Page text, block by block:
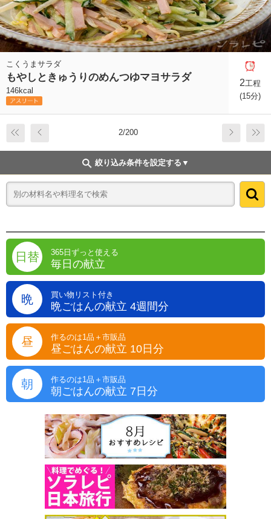
こくうまサラダ
もやしときゅうりのめんつゆマヨサラダ
146kcal
2工程
(15分)
2/200
絞り込み条件を設定する
日替 365日ずっと使える
毎日の献立
晩 買い物リスト付き
晩ごはんの献立 4週間分
昼 作るのは1品＋市販品
昼ごはんの献立 10日分
朝 作るのは1品＋市販品
朝ごはんの献立 7日分